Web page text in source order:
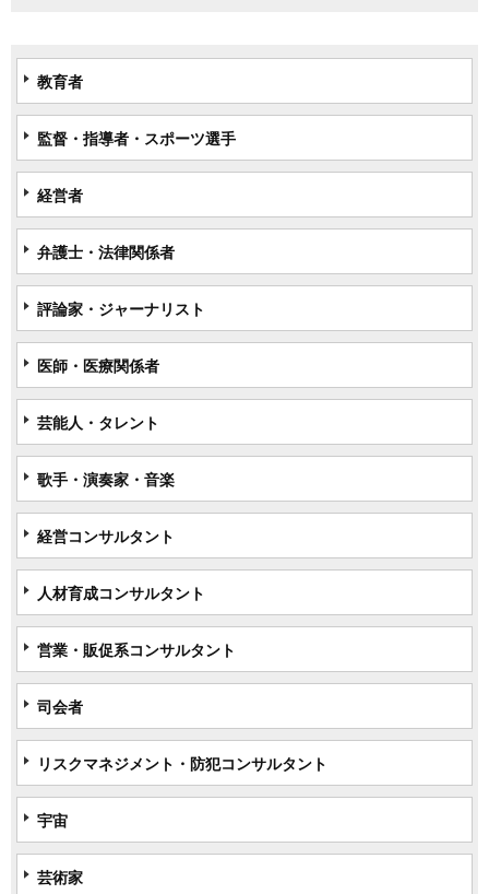
教育者
監督・指導者・スポーツ選手
経営者
弁護士・法律関係者
評論家・ジャーナリスト
医師・医療関係者
芸能人・タレント
歌手・演奏家・音楽
経営コンサルタント
人材育成コンサルタント
営業・販促系コンサルタント
司会者
リスクマネジメント・防犯コンサルタント
宇宙
芸術家